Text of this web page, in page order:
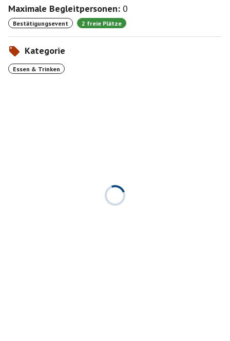
Maximale Begleitpersonen: 0
Bestätigungsevent 2 freie Plätze
Kategorie
Essen & Trinken